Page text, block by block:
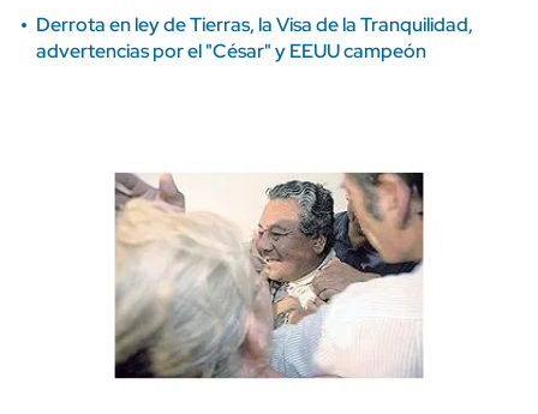
Derrota en ley de Tierras, la Visa de la Tranquilidad,
advertencias por el "César" y EEUU campeón